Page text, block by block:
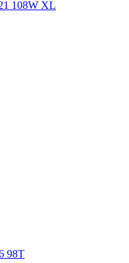
108W XL
98T